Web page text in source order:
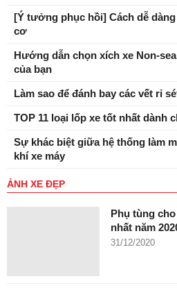
[Ý tưởng phục hồi] Cách dễ
cơ
Hướng dẫn chọn xích xe Non-
của bạn
Làm sao để đánh bay các vết rỉ
TOP 11 loại lốp xe tốt nhất dành
Sự khác biệt giữa hệ thống làm
khí xe máy
ẢNH XE ĐẸP
Phụ tùng cho
nhất năm
31/12/2020